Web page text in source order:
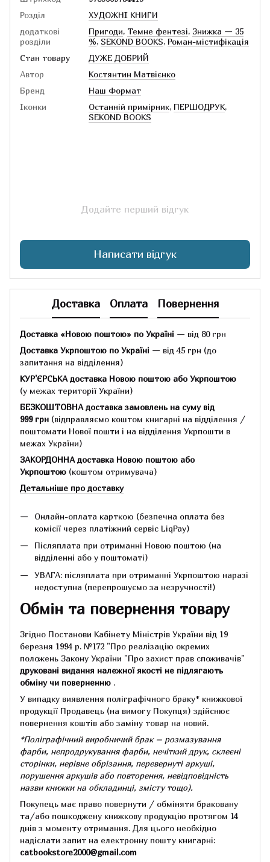
Розділ
ХУДОЖНІ КНИГИ
додаткові
розділи
Пригоди, Темне фентезі, Знижка — 35
%, SEKOND BOOKS, Роман-містифікація
Стан товару
ДУЖЕ ДОБРИЙ
Автор
Костянтин Матвієнко
Бренд
Наш Формат
Іконки
Останній примірник, ПЕРШОДРУК,
SEKOND BOOKS
Додайте перший відгук
Написати відгук
Доставка Оплата Повернення
Доставка «Новою поштою» по Україні — від 80 грн
Доставка Укрпоштою по Україні — від 45 грн (до
запитання на відділення)
КУР'ЄРСЬКА доставка Новою поштою або Укрпоштою
(у межах території України)
БЕЗКОШТОВНА доставка замовлень на суму від
999 грн (відправляємо коштом книгарні на відділення /
поштомати Нової пошти і на відділення Укрпошти в
межах України)
ЗАКОРДОННА доставка Новою поштою або
Укрпоштою (коштом отримувача)
Детальніше про доставку
Онлайн-оплата карткою (безпечна оплата без
комісії через платіжний сервіс LiqPay)
Післяплата при отриманні Новою поштою (на
відділенні або у поштоматі)
УВАГА: післяплата при отриманні Укрпоштою наразі
недоступна (перепрошуємо за незручності!)
Обмін та повернення товару
Згідно Постанови Кабінету Міністрів України від 19
березня 1994 р. №172 "Про реалізацію окремих
положень Закону України "Про захист прав споживачів"
друковані видання належної якості не підлягають
обміну чи поверненню .
У випадку виявлення поліграфічного браку* книжкової
продукції Продавець (на вимогу Покупця) здійснює
повернення коштів або заміну товар на новий.
*Поліграфічний виробничий брак – розмазування
фарби, непродрукування фарби, нечіткий друк, склеєні
сторінки, нерівне обрізання, перевернуті аркуші,
порушення аркушів або повторення, невідповідність
назви книжки на обкладинці, змісту тощо).
Покупець має право повернути / обміняти браковану
та/або пошкоджену книжкову продукцію протягом 14
днів з моменту отримання. Для цього необхідно
надіслати запит на електронну пошту книгарні:
catbookstore2000@gmail.com